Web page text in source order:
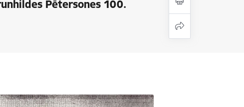
Pētersones 100.